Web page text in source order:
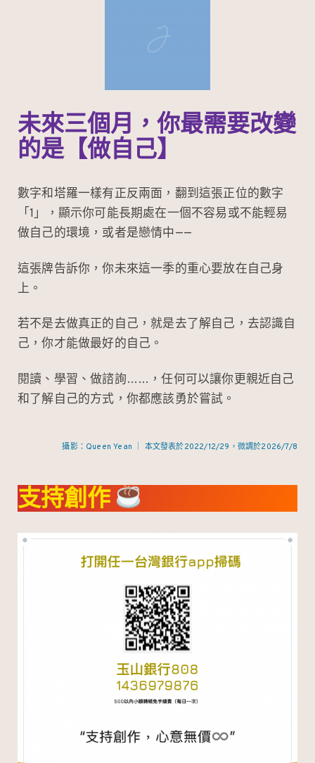
未來三個月，你最需要改變
的是【做自己】
數字和塔羅一樣有正反兩面，翻到這張正位的數字
「1」，顯示你可能長期處在一個不容易或不能輕易
做自己的環境，或者是戀情中——
這張牌告訴你，你未來這一季的重心要放在自己身
上。
若不是去做真正的自己，就是去了解自己，去認識自
己，你才能做最好的自己。
閱讀、學習、做諮詢……，任何可以讓你更親近自己
和了解自己的方式，你都應該勇於嘗試。
攝影：Queen Yean ｜ 本文發表於2022/12/29，微調於2026/7/8
支持創作